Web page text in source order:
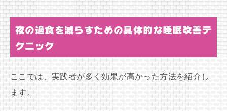
夜の過食を減らすための具体的な睡眠改善テ
クニック
ここでは、実践者が多く効果が高かった方法を紹介し
ます。